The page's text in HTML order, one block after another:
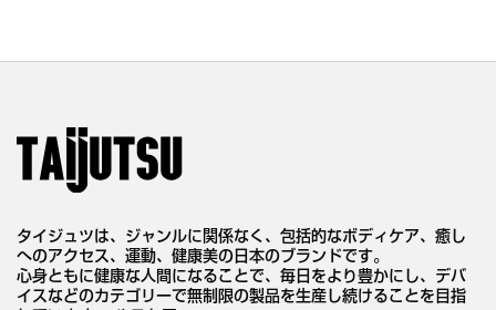
タイジュツは、ジャンルに関係なく、包括的なボディケア、癒し
へのアクセス、運動、健康美の日本のブランドです。
心身ともに健康な人間になることで、毎日をより豊かにし、デバ
イスなどのカテゴリーで無制限の製品を生産し続けることを目指